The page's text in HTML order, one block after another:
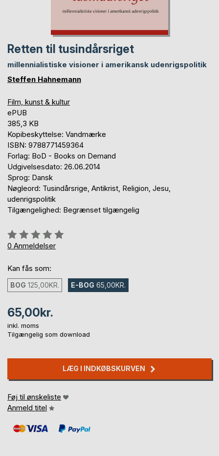
Retten til tusindårsriget
millennialistiske visioner i amerikansk udenrigspolitik
Steffen Hahnemann
Film, kunst & kultur
ePUB
385,3 KB
Kopibeskyttelse: Vandmærke
ISBN: 9788771459364
Forlag: BoD - Books on Demand
Udgivelsesdato: 26.06.2014
Sprog: Dansk
Nøgleord: Tusindårsrige, Antikrist, Religion, Jesu,
udenrigspolitik
Tilgængelighed: Begrænset tilgængelig
Anmeldelse::
0%
0 Anmeldelser
Kan fås som:
BOG 125,00KR. E-BOG 65,00KR.
65,00kr.
inkl. moms
Tilgængelig som download
LÆG I INDKØBSKURVEN
Føj til ønskeliste
Anmeld titel